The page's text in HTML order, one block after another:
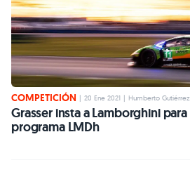
COMPETICIÓN | 20 Ene 2021 | Humberto Gutiérrez
Grasser insta a Lamborghini
programa LMDh